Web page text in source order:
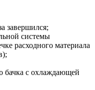
завершился;
системы
расходного материала
бачка с охлаждающей